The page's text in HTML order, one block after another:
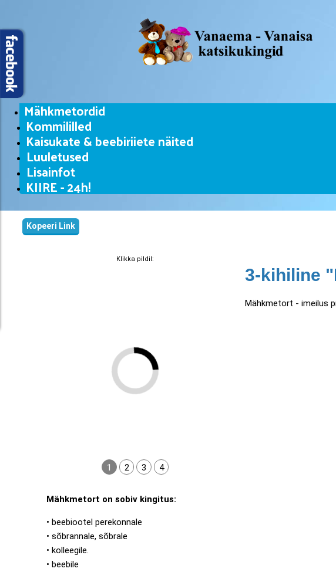
Mähkmetordid
Kommililled
Kaisukate & beebiriiete näited
Luuletused
Lisainfot
KIIRE - 24h!
Kopeeri Link
1 2 3 4
3-kihiline
Mähkmetort - imeilus
Mähkmetort on sobiv kingitus:
• beebiootel perekonnale
• sõbrannale, sõbrale
• kolleegile.
• beebile